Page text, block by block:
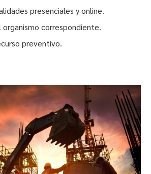
presenciales y online.
correspondiente.
preventivo.